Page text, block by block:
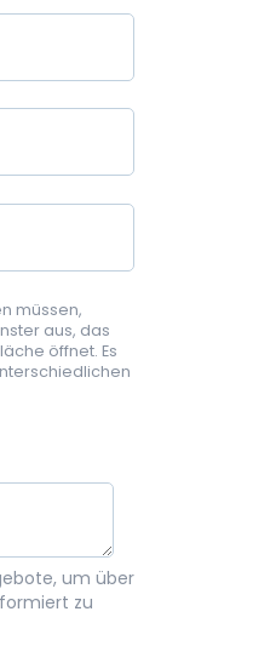
müssen,
aus, das
öffnet. Es
um über
zu